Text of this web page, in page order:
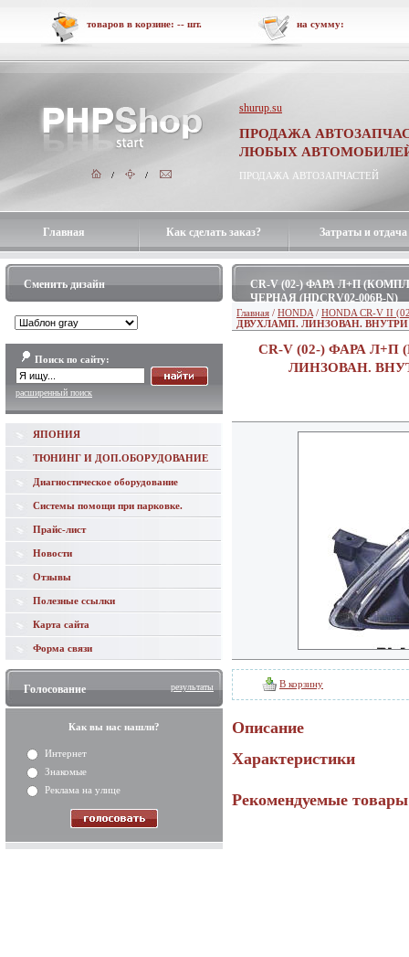
товаров в корзине: -- шт. на сумму:
shurup.su
ПРОДАЖА
ЛЮБЫХ
ПРОДАЖА АВТОЗАПЧАСТЕЙ
Главная Как сделать заказ? Затраты и отдача
Сменить дизайн
Поиск по сайту:
расширенный поиск
ЯПОНИЯ
ТЮНИНГ И ДОП.ОБОРУДОВАНИЕ
Диагностическое оборудование
Системы помощи при парковке.
Прайс-лист
Новости
Отзывы
Полезные ссылки
Карта сайта
Форма связи
Голосование результаты
Как вы нас нашли?
Интернет
Знакомые
Реклама на улице
CR-V (02-) ФАРА Л+П
ЧЕРНАЯ (HDCRV02-006B-N)
Главная / HONDA / HONDA CR-V II
ДВУХЛАМП. ЛИНЗОВАН. ВНУТРИ
CR-V (02-) ФАРА
ЛИНЗОВАН.
В корзину
Описание
Характеристики
Рекомендуемые товары